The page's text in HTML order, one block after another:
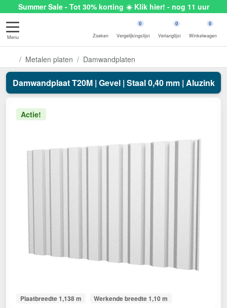
Summer Sale - Tot 30% korting ☀️ Klik hier! - nog 11 uur
Menu Zoeken
0
Vergelijkingslijst
0
Verlanglijst
0
Winkelwagen
Metalen platen Damwandplaten
Damwandplaat T20M | Gevel | Staal 0,40 mm | Aluzink
Actie!
Plaatbreedte 1,138 m Werkende breedte 1,10 m